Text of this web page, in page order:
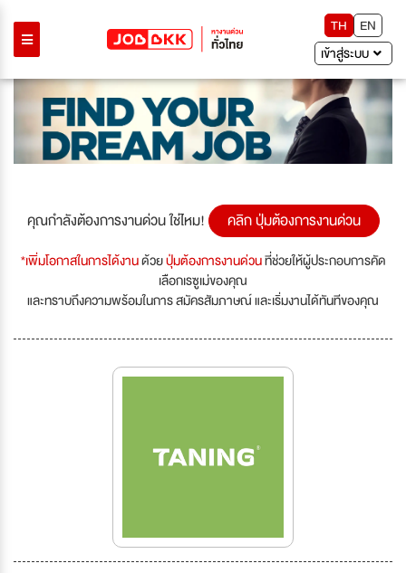
TH
EN
เข้าสู่ระบบ
คุณกำลังต้องการงานด่วน ใช่ไหม! คลิก ปุ่มต้องการงานด่วน
*เพิ่มโอกาสในการได้งานด้วยปุ่มต้องการงานด่วนที่ช่วยให้ผู้ประกอบการคัด
เลือกเรซูเม่ของคุณ
และทราบถึงความพร้อมในการ สมัครสัมภาษณ์ และเริ่มงานได้ทันทีของคุณ